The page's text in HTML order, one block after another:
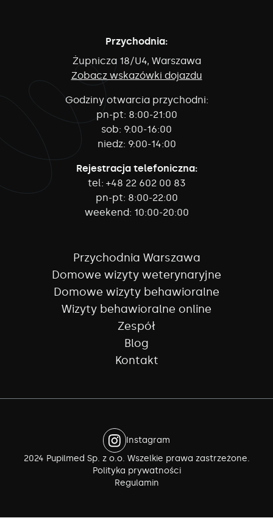
Przychodnia:
Żupnicza 18/U4, Warszawa
Zobacz wskazówki dojazdu
Godziny otwarcia przychodni:
pn-pt: 8:00-21:00
sob: 9:00-16:00
niedz: 9:00-14:00
Rejestracja telefoniczna:
tel: +48 22 602 00 83
pn-pt: 8:00-22:00
weekend: 10:00-20:00
Przychodnia Warszawa
Domowe wizyty weterynaryjne
Domowe wizyty behawioralne
Wizyty behawioralne online
Zespół
Blog
Kontakt
Instagram
2024 Pupilmed Sp. z o.o. Wszelkie prawa zastrzeżone.
Polityka prywatności
Regulamin